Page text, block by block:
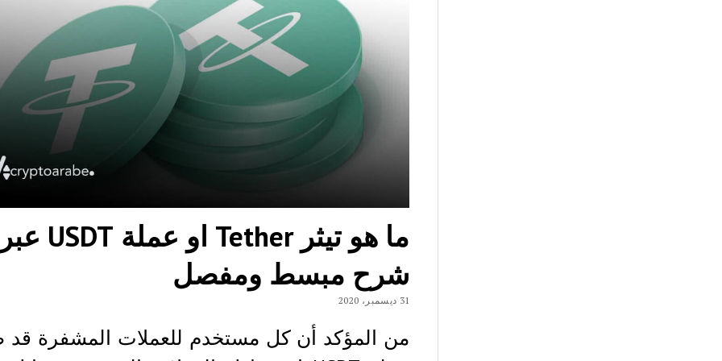
ما هو تيثر Tether او عملة USDT عبر
شرح مبسط ومفصل
31 ديسمبر، 2020
من المؤكد أن كل مستخدم للعملات المشفرة